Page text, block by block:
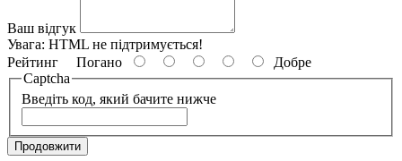
Ваш відгук
Увага: HTML не підтримується!
Рейтинг Погано
Добре
Captcha
Введіть код, який бачите нижче
Продовжити